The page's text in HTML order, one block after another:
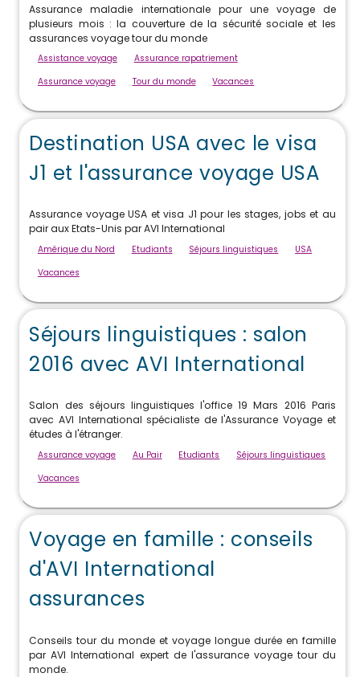
Assurance maladie internationale pour une voyage de
plusieurs mois : la couverture de la sécurité sociale et les
assurances voyage tour du monde
Assistance voyage
Assurance rapatriement
Assurance voyage
Tour du monde Vacances
Destination USA avec le visa
J1 et l'assurance voyage USA
Assurance voyage USA et visa J1 pour les stages, jobs et au
pair aux Etats-Unis par AVI International
Amérique du Nord Etudiants Séjours linguistiques
USA
Vacances
Séjours linguistiques : salon
2016 avec AVI International
Salon des séjours linguistiques l'office 19 Mars 2016 Paris
avec AVI International spécialiste de l'Assurance Voyage et
études à l'étranger.
Assurance voyage Au Pair Etudiants
Séjours linguistiques
Vacances
Voyage en famille : conseils
d'AVI International
assurances
Conseils tour du monde et voyage longue durée en famille
par AVI International expert de l'assurance voyage tour du
monde.